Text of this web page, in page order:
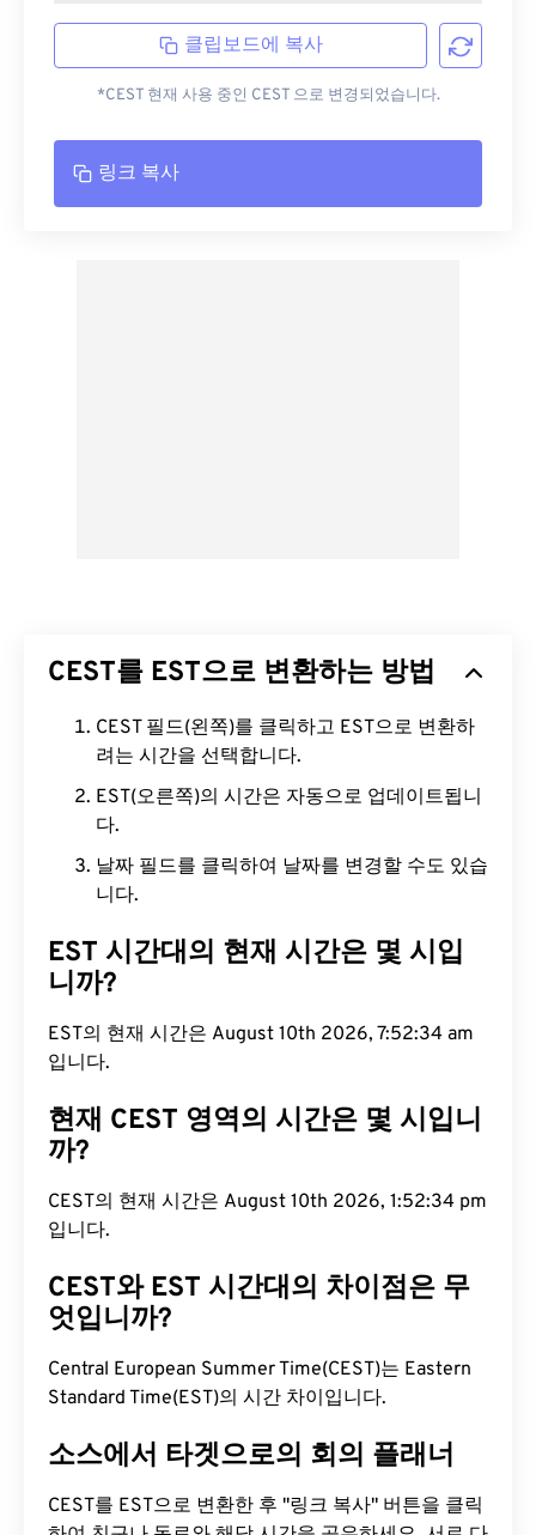
클립보드에 복사
*CEST 현재 사용 중인 CEST 으로 변경되었습니다.
링크 복사
CEST를 EST으로 변환하는 방법
CEST 필드(왼쪽)를 클릭하고 EST으로 변환하
려는 시간을 선택합니다.
EST(오른쪽)의 시간은 자동으로 업데이트됩니
다.
날짜 필드를 클릭하여 날짜를 변경할 수도 있습
니다.
EST 시간대의 현재 시간은 몇 시입
니까?
EST의 현재 시간은 August 10th 2026, 7:52:35 am
입니다.
현재 CEST 영역의 시간은 몇 시입니
까?
CEST의 현재 시간은 August 10th 2026, 1:52:35 pm
입니다.
CEST와 EST 시간대의 차이점은 무
엇입니까?
Central European Summer Time(CEST)는 Eastern
Standard Time(EST)의 시간 차이입니다.
소스에서 타겟으로의 회의 플래너
CEST를 EST으로 변환한 후 "링크 복사" 버튼을 클릭